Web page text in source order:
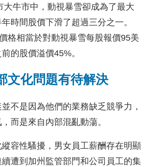
大牛市中，動視暴雪卻成為了最大
時間股價下滑了超過三分之一。
格相當於對動視暴雪每股報價95美
的股價溢價45%。
文化問題有待解決
不是因為他們的業務缺乏競爭力，
而是來自內部混亂動蕩。
容性騷擾，男女員工薪酬存在明顯
遭到加州監管部門和公司員工的集